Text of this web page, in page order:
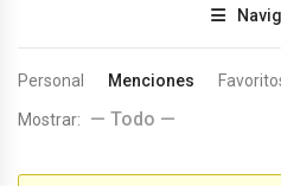
Personal Menciones
Mostrar: